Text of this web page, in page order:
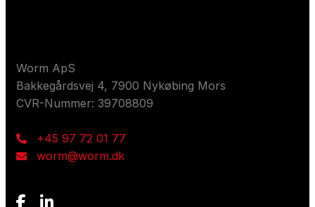
Worm ApS
Bakkegårdsvej 4, 7900 Nykøbing Mors
CVR-Nummer: 39708809
+45 97 72 01 77
worm@worm.dk